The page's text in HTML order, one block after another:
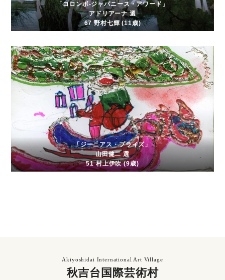
「コロンボ-ジャパニース・アワード」
アドリアーナ 選
67 野村七輝 (11歳)
「ジーニアス・プライズ」
山田健二 選
51 村上伊吹 (9歳)
Akiyoshidai International Art Village
秋吉台国際芸術村